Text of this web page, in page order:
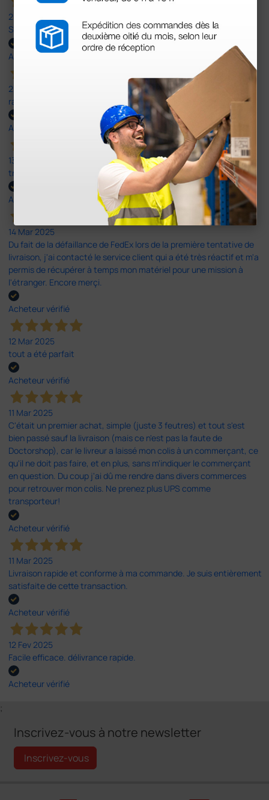
20 Jan 2026
Satisfait de mon expérience sur Doctorshop
Acheteur vérifié
23 Oct 2025
rapide et efficace, la commande comme la livraison.
Acheteur vérifié
13 Agu 2025
tres bien je recommande. prix correct expédition rapide.
Acheteur vérifié
14 Mar 2025
Du fait de la défaillance de FedEx lors de la première tentative de
livraison, j'ai contacté le service client qui a été très réactif et m'a
permis de récupérer à temps mon matériel pour une mission à
l'étranger. Encore merçi.
Acheteur vérifié
12 Mar 2025
tout a été parfait
Acheteur vérifié
11 Mar 2025
C'était un premier achat, simple (juste 3 feutres) et tout s'est
bien passé sauf la livraison (mais ce n'est pas la faute de
Doctorshop), car le livreur a laissé mon colis à un commerçant, ce
qu'il ne doit pas faire, et en plus, sans m'indiquer le commerçant
en question. Du coup j'ai dû me rendre dans divers commerces
pour retrouver mon colis. Ne prenez plus UPS comme
transporteur!
Acheteur vérifié
11 Mar 2025
Livraison rapide et conforme à ma commande. Je suis entièrement
satisfaite de cette transaction.
Acheteur vérifié
12 Fev 2025
Facile efficace. délivrance rapide.
Acheteur vérifié
;
Inscrivez-vous à notre newsletter
Inscrivez-vous